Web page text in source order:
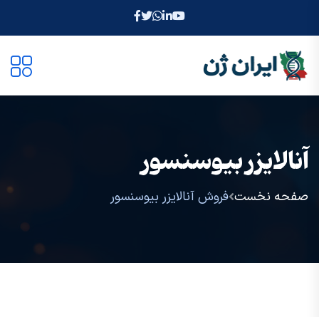
آنالایزر بیوسنسور
صفحه نخست فروش آنالایزر بیوسنسور